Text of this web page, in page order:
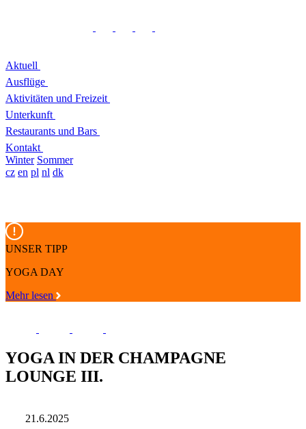
Aktuell
Ausflüge
Aktivitäten und Freizeit
Unterkunft
Restaurants und Bars
Kontakt
Winter Sommer
cz en pl nl dk
UNSER TIPP
YOGA DAY
Mehr lesen
YOGA IN DER CHAMPAGNE
LOUNGE III.
21.6.2025